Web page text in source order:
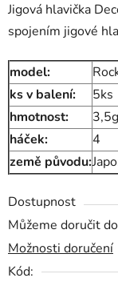
Jigová hlavička
spojením jigové
model:
ks v balení:
5ks
hmotnost:
3,5g
háček:
4
země původu:
Dostupnost
Můžeme doručit
Možnosti doručení
Kód: